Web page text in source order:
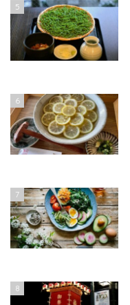
5
6
7
8